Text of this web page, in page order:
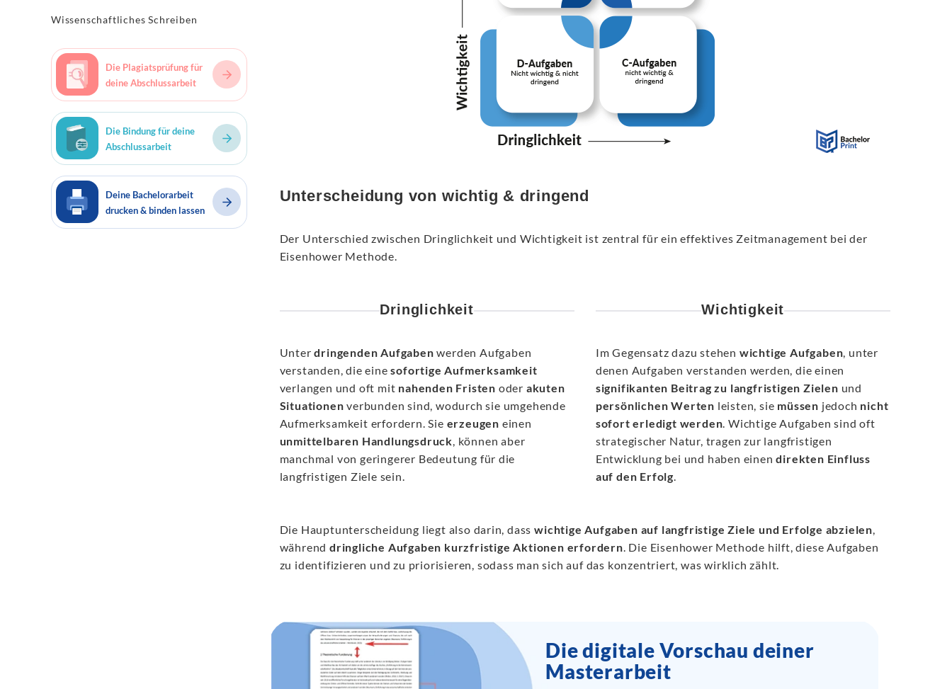
Wissenschaftliches Schreiben
Die Plagiatsprüfung für
deine Abschlussarbeit
Die Bindung für deine
Abschlussarbeit
Deine Bachelorarbeit
drucken & binden lassen
Unterscheidung von wichtig & dringend
Der Unterschied zwischen Dringlichkeit und Wichtigkeit ist zentral für ein effektives Zeitmanagement bei der
Eisenhower Methode.
Dringlichkeit
Unterdringenden Aufgaben werden Aufgaben
verstanden, die einesofortige Aufmerksamkeit
verlangen und oft mit nahenden Fristen oder akuten
Situationen verbunden sind, wodurch sie umgehende
Aufmerksamkeit erfordern. Sie erzeugen einen
unmittelbaren Handlungsdruck, können aber
manchmal von geringerer Bedeutung für die
langfristigen Ziele sein.
Wichtigkeit
Im Gegensatz dazu stehen wichtige Aufgaben, unter
denen Aufgaben verstanden werden, die einen
signifikanten Beitrag zu langfristigen Zielen und
persönlichen Werten leisten, sie müssen jedoch nicht
sofort erledigt werden. Wichtige Aufgaben sind oft
strategischer Natur, tragen zur langfristigen
Entwicklung bei und haben einendirekten Einfluss
auf den Erfolg.
Die Hauptunterscheidung liegt also darin, dasswichtige Aufgaben auf langfristige Ziele und Erfolge abzielen,
während dringliche Aufgaben kurzfristige Aktionen erfordern. Die Eisenhower Methode hilft, diese Aufgaben
zu identifizieren und zu priorisieren, sodass man sich auf das konzentriert, was wirklich zählt.
Die digitale Vorschau deiner
Masterarbeit